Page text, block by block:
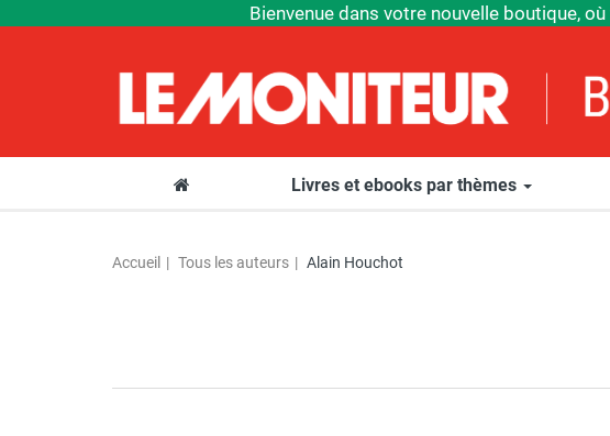
Bienvenue dans votre nouvelle boutique,
Livres et ebooks par thèmes
Accueil Tous les auteurs Alain Houchot